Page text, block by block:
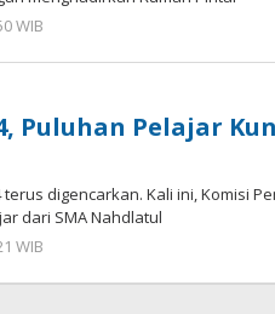
WIB
Puluhan Pelajar
digencarkan. Kali ini, Komisi
dari SMA Nahdlatul
WIB